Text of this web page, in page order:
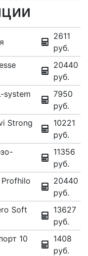
2611
руб.
20440
руб.
system
7950
руб.
Strong
10221
руб.
11356
руб.
20440
руб.
Soft
13627
руб.
10
1408
руб.